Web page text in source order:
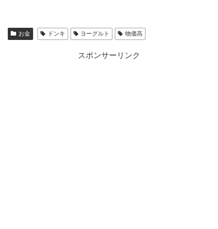
お金 ドンキ ヨーグルト 物価高
スポンサーリンク